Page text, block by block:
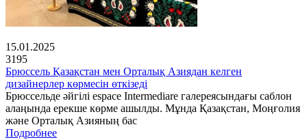
15.01.2025
3195
Брюссель Қазақстан мен Орталық Азиядан келген
дизайнерлер көрмесін өткізеді
Брюссельде әйгілі espace Intermediare галереясындағы саблон
алаңында ерекше көрме ашылды. Мұнда Қазақстан, Моңғолия
және Орталық Азияның бас
Подробнее